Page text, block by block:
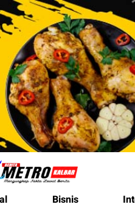
Untuk Negeri
Bisnis